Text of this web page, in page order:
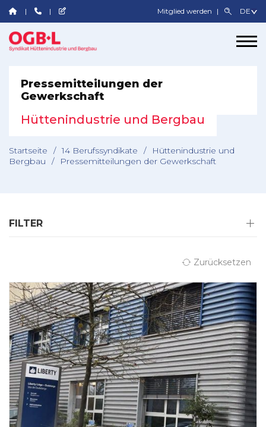
Mitglied werden
Pressemitteilungen der
Gewerkschaft
Hüttenindustrie und Bergbau
Startseite / 14 Berufssyndikate /
Hüttenindustrie und
Bergbau
/ Pressemitteilungen der Gewerkschaft
FILTER
Zurücksetzen